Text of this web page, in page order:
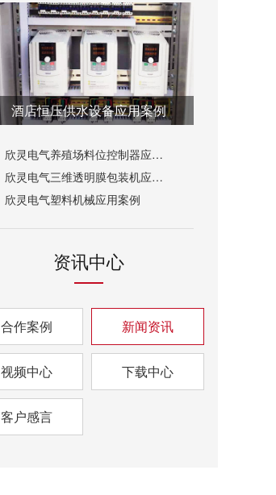
酒店恒压供水设备应用案例
欣灵电气养殖场料位控制器应用案例
欣灵电气三维透明膜包装机应用案例
欣灵电气塑料机械应用案例
资讯中心
合作案例 新闻资讯
视频中心 下载中心
客户感言